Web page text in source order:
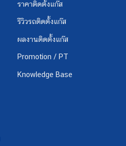
ราคาติดตั้งแก๊ส
รีวิวรถติดตั้งแก๊ส
ผลงานติดตั้งแก๊ส
Promotion / PT
Knowledge Base